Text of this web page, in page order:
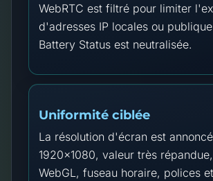
WebRTC est filtré pour limiter
d'adresses IP locales ou
Battery Status est neutralisée.
Uniformité ciblée
La résolution d'écran est
1920×1080, valeur très
WebGL, fuseau horaire, polices